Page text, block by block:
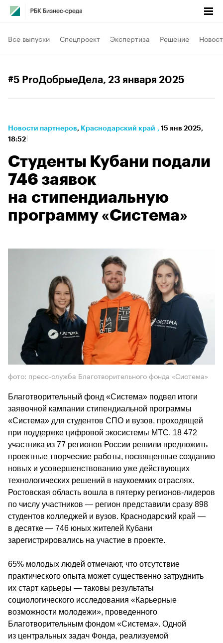
Все выпуски Спецпроект Экспертиза Решение
#5 ProДобрыеДела, 23 января 2025
Новости партнеров⁠, Краснодарский край , 15 янв 2025,
18:52
Студенты Кубани подали
746 заявок
на стипендиальную
программу «Система»
фото: пресс-служба Благотворительного фонда «Система»
Благотворительный фонд «Система» подвел итоги
заявочной кампании стипендиальной программы
«Система» для студентов СПО и вузов, проходящей
при поддержке цифровой экосистемы МТС. 18 472
участника из 77 регионов России решили предложить
проектные творческие работы, посвященные созданию
новых и усовершенствованию уже действующих
технологических решений в наукоемких отраслях.
Ростовская область вошла в пятерку регионов-лидеров
по числу участников — регион представили сразу 898
студентов колледжей и вузов. Краснодарский край —
в десятке — 746 юных жителей Кубани
зарегистрировались на участие в проекте.
65% молодых людей отмечают, что отсутствие
практического опыта может существенно затруднить
их старт карьеры — таковы результаты
социологического исследования «Карьерные
возможности молодежи», проведенного
Благотворительным фондом «Система». Одной
из центральных задач Фонда, реализуемой